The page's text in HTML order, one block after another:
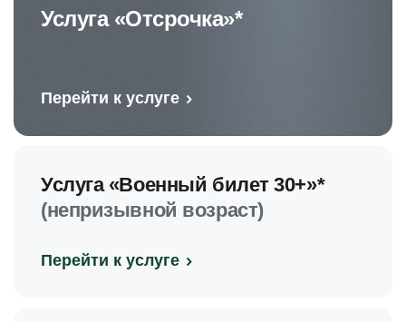
Услуга «Отсрочка»*
Перейти к услуге
Услуга «Военный билет 30+»*
(непризывной возраст)
Перейти к услуге